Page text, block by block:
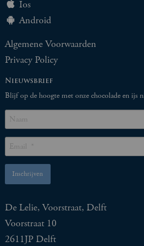
Ios
Android
Algemene Voorwaarden
Privacy Policy
Nieuwsbrief
Blijf op de hoogte met onze chocolade en ijs
De Lelie, Voorstraat, Delft
Voorstraat 10
2611JP Delft